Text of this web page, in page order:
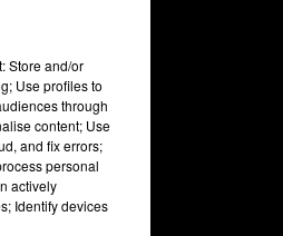
Store and/or
Use profiles to
through
content; Use
and fix errors;
personal
actively
Identify devices